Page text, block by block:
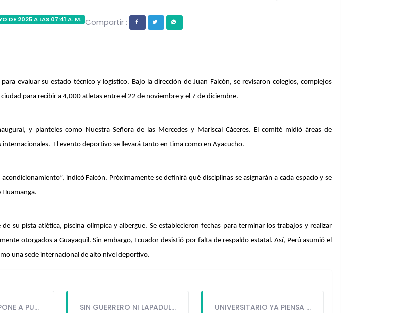
DE 2025 A LAS 07:41 A. M. Compartir :
evaluar su estado técnico y logístico. Bajo la dirección de Juan Falcón, se revisaron colegios, complejos
para recibir a 4,000 atletas entre el 22 de noviembre y el 7 de diciembre.
y planteles como Nuestra Señora de las Mercedes y Mariscal Cáceres. El comité midió áreas de
El evento deportivo se llevará tanto en Lima como en Ayacucho.
indicó Falcón. Próximamente se definirá qué disciplinas se asignarán a cada espacio y se
Huamanga.
su pista atlética, piscina olímpica y albergue. Se establecieron fechas para terminar los trabajos y realizar
otorgados a Guayaquil. Sin embargo, Ecuador desistió por falta de respaldo estatal. Así, Perú asumió el
una sede internacional de alto nivel deportivo.
ÓSCAR IBÁÑEZ PONE A PUNTO A LA SELECCIÓN PARA ENFRENTAR A URUGUAY Y PARAGUAY SIN GUERRERO NI LAPADULA, VALERA LIDERA EL ATAQUE DE LA SELECCIÓN PERUANA UNIVERSITARIO YA PIENSA EN OCTAVOS: ¿CUÁNDO SE JUGARÁN LOS CRUCES?